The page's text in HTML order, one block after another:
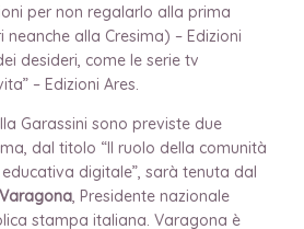
per non regalarlo alla prima
alla Cresima) – Edizioni
desideri, come le serie tv
– Edizioni Ares.
Garassini sono previste due
dal titolo “Il ruolo della comunità
digitale”, sarà tenuta dal
, Presidente nazionale
stampa italiana. Varagona è